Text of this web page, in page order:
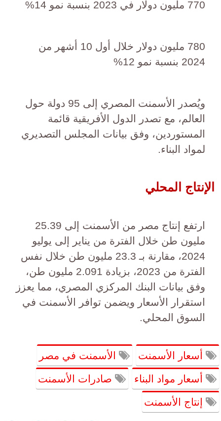
770 مليون دولار في 2023 بنسبة نمو 14%
780 مليون دولار خلال أول 10 أشهر من
2024 بنسبة نمو 12%
ويُصدر الأسمنت المصري إلى 95 دولة حول
العالم، مع تصدر الدول الأفريقية قائمة
المستوردين، وفق بيانات المجلس التصديري
لمواد البناء.
الإنتاج المحلي
ارتفع إنتاج مصر من الأسمنت إلى 25.39
مليون طن خلال الفترة من يناير إلى يوليو
2024، مقارنة بـ 23.3 مليون طن خلال نفس
الفترة من 2023، بزيادة 2.091 مليون طن،
وفق بيانات البنك المركزي المصري، مما يعزز
استقرار الأسعار ويضمن توافر الأسمنت في
السوق المحلي.
أسعار الأسمنت الأسمنت في مصر
أسعار مواد البناء صادرات الأسمنت
إنتاج الأسمنت